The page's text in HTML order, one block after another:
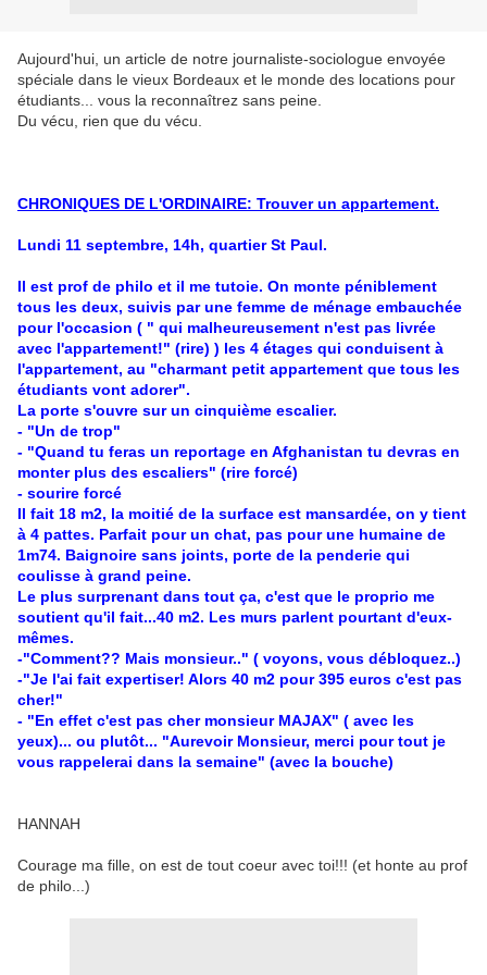
Aujourd'hui, un article de notre journaliste-sociologue envoyée
spéciale dans le vieux Bordeaux et le monde des locations pour
étudiants... vous la reconnaîtrez sans peine.
Du vécu, rien que du vécu.
CHRONIQUES DE L'ORDINAIRE: Trouver un appartement.
Lundi 11 septembre, 14h, quartier St Paul.
Il est prof de philo et il me tutoie. On monte péniblement
tous les deux, suivis par une femme de ménage embauchée
pour l'occasion ( " qui malheureusement n'est pas livrée
avec l'appartement!" (rire) ) les 4 étages qui conduisent à
l'appartement, au "charmant petit appartement que tous les
étudiants vont adorer".
La porte s'ouvre sur un cinquième escalier.
- "Un de trop"
- "Quand tu feras un reportage en Afghanistan tu devras en
monter plus des escaliers" (rire forcé)
- sourire forcé
Il fait 18 m2, la moitié de la surface est mansardée, on y tient
à 4 pattes. Parfait pour un chat, pas pour une humaine de
1m74. Baignoire sans joints, porte de la penderie qui
coulisse à grand peine.
Le plus surprenant dans tout ça, c'est que le proprio me
soutient qu'il fait...40 m2. Les murs parlent pourtant d'eux-
mêmes.
-"Comment?? Mais monsieur.." ( voyons, vous débloquez..)
-"Je l'ai fait expertiser! Alors 40 m2 pour 395 euros c'est pas
cher!"
- "En effet c'est pas cher monsieur MAJAX" ( avec les
yeux)... ou plutôt... "Aurevoir Monsieur, merci pour tout je
vous rappelerai dans la semaine" (avec la bouche)
HANNAH
Courage ma fille, on est de tout coeur avec toi!!! (et honte au prof
de philo...)